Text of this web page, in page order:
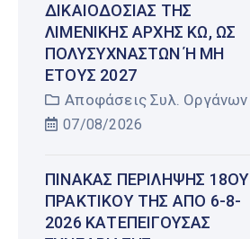
ΔΙΚΑΙΟΔΟΣΊΑΣ ΤΗΣ
ΛΙΜΕΝΙΚΉΣ ΑΡΧΉΣ ΚΩ, ΩΣ
ΠΟΛΥΣΎΧΝΑΣΤΩΝ Ή ΜΗ Έ
ΤΟΥΣ 2027
Αποφάσεις Συλ. Οργάνων
07/08/2026
ΠΊΝΑΚΑΣ ΠΕΡΊΛΗΨΗΣ 18ΟΥ
ΠΡΑΚΤΙΚΟΎ ΤΗΣ ΑΠΌ 6-8-
2026 ΚΑΤΕΠΕΊΓΟΥΣΑΣ